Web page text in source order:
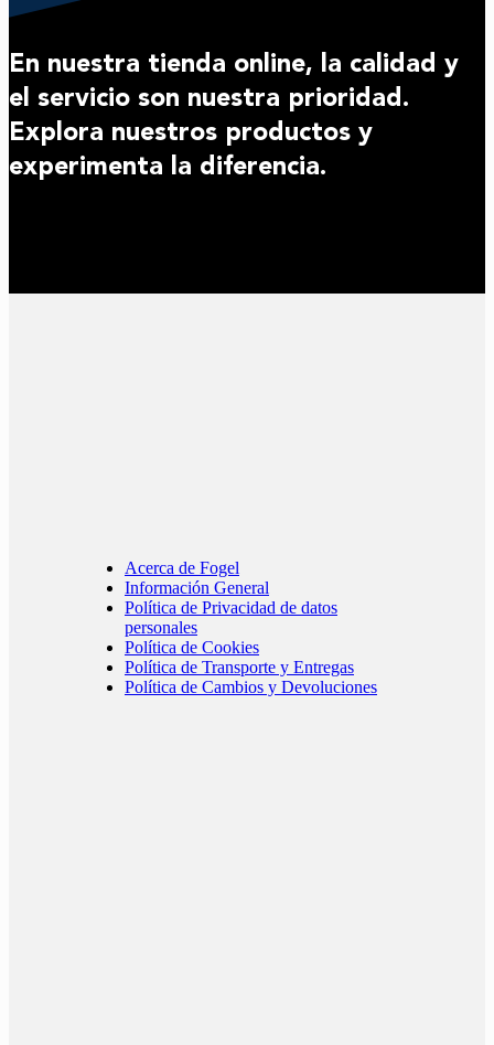
En nuestra tienda online, la calidad y
el servicio son nuestra prioridad.
Explora nuestros productos y
experimenta la diferencia.
Acerca de Fogel
Información General
Política de Privacidad de datos
personales
Política de Cookies
Política de Transporte y Entregas
Política de Cambios y Devoluciones